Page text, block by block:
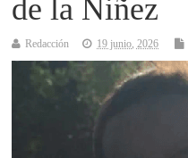
de la Niñez
Redacción 19 junio, 2026